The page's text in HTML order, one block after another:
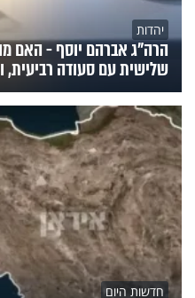
יהדות
הרה"ג אברהם יוסף - האם
שלישית עם סעודה רביעית,
חדשות היום